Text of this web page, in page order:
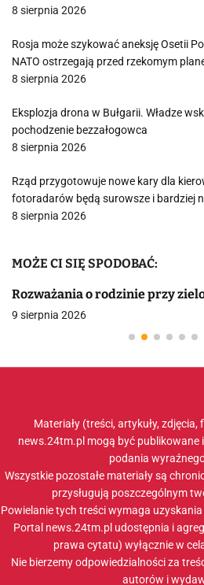
8 sierpnia 2026
Rosja może szykować aneksję Osetii
NATO ostrzegają przed rzekomym
8 sierpnia 2026
Eksplozja drona w Bułgarii. Władze
pochodzenie bezzałogowca
8 sierpnia 2026
Rząd przygotowuje nowe kary dla
fotoradarów będą surowsze i bardziej
8 sierpnia 2026
MOŻE CI SIĘ SPODOBAĆ:
Rozważania o rodzinie przy
9 sierpnia 2026
Materiały (treści, artykuły,
news.24tm.pl mogą być publikowane
podania
Wszystkie pozostałe materiały są
przysługują poszczególnym
Powielanie tych treści wymaga
Portal news.24tm.pl udostępnia i
prawa cytatu) wyłącznie w
Nie bierzemy odpowiedzialności za
autorów i